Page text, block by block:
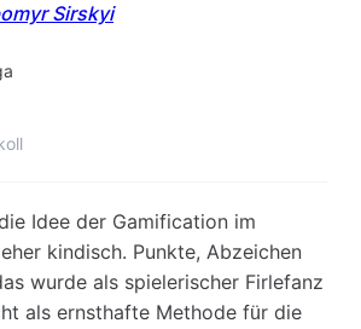
Sirskyi
Idee der Gamification im
kindisch. Punkte, Abzeichen
wurde als spielerischer Firlefanz
als ernsthafte Methode für die